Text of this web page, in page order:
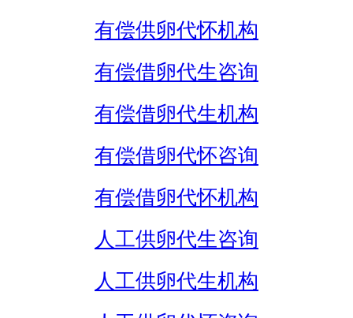
有偿供卵代怀机构
有偿借卵代生咨询
有偿借卵代生机构
有偿借卵代怀咨询
有偿借卵代怀机构
人工供卵代生咨询
人工供卵代生机构